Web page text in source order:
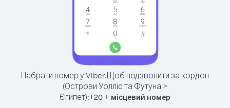
Набрати номер у Viber.Щоб подзвонити за кордон
(Острови Уолліс та Футуна >
Єгипет):+20 + місцевий номер